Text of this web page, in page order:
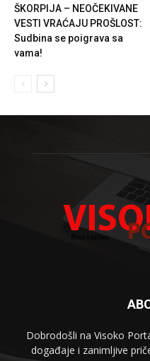
ŠKORPIJA – NEOČEKIVANE
VESTI VRAĆAJU PROŠLOST:
Sudbina se poigrava sa
vama!
Dobrodošli na Visoko
događaje i zanimljive